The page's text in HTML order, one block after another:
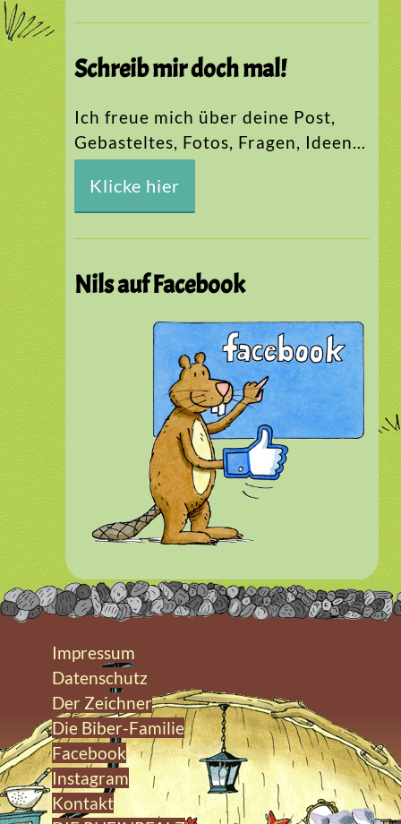
Schreib mir doch mal!
Ich freue mich über deine Post,
Gebasteltes, Fotos, Fragen, Ideen…
Klicke hier
Nils auf Facebook
Impressum
Datenschutz
Der Zeichner
Die Biber-Familie
Facebook
Instagram
Kontakt